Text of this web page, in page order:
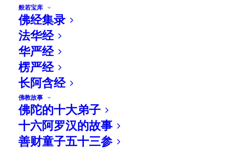
般若宝库
佛经集录
法华经
华严经
楞严经
长阿含经
佛教故事
佛陀的十大弟子
十六阿罗汉的故事
善财童子五十三参